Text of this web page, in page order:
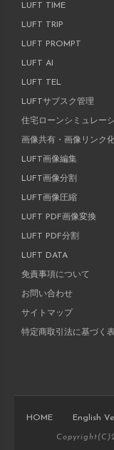
LUFT TIME
LUFT TRIP
LUFT PROMPT
LUFT AI
LUFT TEL
LUFTサブスク管理
住宅ローンシミュレー
画像共有・画像リンク
LUFT画像編集
LUFT画像分割
LUFT画像圧縮
LUFT PDF画像変換
LUFT PDF分割
LUFT DATA
免責事項について
お問い合わせ
サイトマップ
特定商取引法に基づく
HOME English